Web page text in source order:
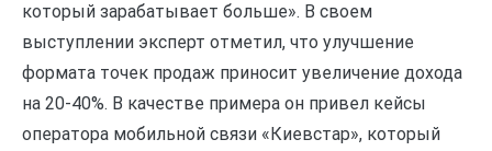
который зарабатывает больше». В своем
выступлении эксперт отметил, что улучшение
формата точек продаж приносит увеличение дохода
на 20-40%. В качестве примера он привел кейсы
оператора мобильной связи «Киевстар», который